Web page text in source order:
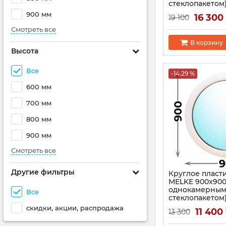
900 мм
Смотреть все
Высота
Все
600 мм
700 мм
800 мм
900 мм
Смотреть все
Другие фильтры
Все
скидки, акции, распродажа
стеклопакетом)
Артикул: 3623
19 100 16 300
В корзину
-14.29 %
Круглое
MELKE
однокамерным
стеклопакетом)
Артикул: 3619
13 300 11 400